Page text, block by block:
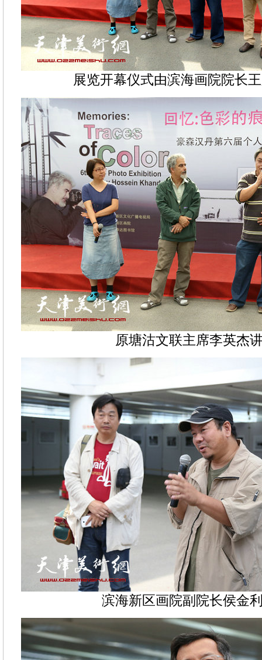
展览开幕仪式由滨海画院院长
原塘沽文联主席李英杰
滨海新区画院副院长侯金